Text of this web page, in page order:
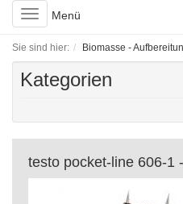
Toggle
navigation
Menü
Sie sind hier: Biomasse -
Kategorien
testo pocket-line 606-1